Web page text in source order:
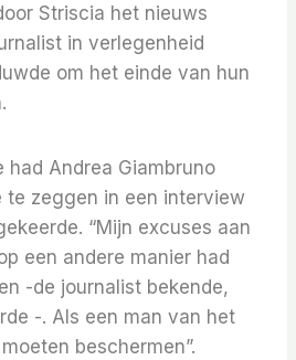
Striscia het nieuws
in verlegenheid
om het einde van hun
had Andrea Giambruno
te zeggen in een interview
“Mijn excuses aan
een andere manier had
-de journalist bekende,
-. Als een man van het
beschermen”.